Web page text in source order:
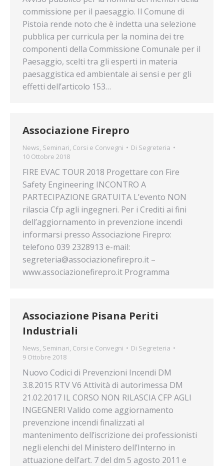
commissione per il paesaggio. Il Comune di
Pistoia rende noto che è indetta una selezione
pubblica per curricula per la nomina dei tre
componenti della Commissione Comunale per il
Paesaggio, scelti tra gli esperti in materia
paesaggistica ed ambientale ai sensi e per gli
effetti dell’articolo 153…
Associazione Firepro
News, Seminari, Corsi e Convegni Di Segreteria
10 Ottobre 2018
FIRE EVAC TOUR 2018 Progettare con Fire
Safety Engineering INCONTRO A
PARTECIPAZIONE GRATUITA L’evento NON
rilascia Cfp agli ingegneri. Per i Crediti ai fini
dell’aggiornamento in prevenzione incendi
informarsi presso Associazione Firepro:
telefono 039 2328913 e-mail:
segreteria@associazionefirepro.it –
www.associazionefirepro.it Programma
Associazione Pisana Periti
Industriali
News, Seminari, Corsi e Convegni Di Segreteria
9 Ottobre 2018
Nuovo Codici di Prevenzioni Incendi DM
3.8.2015 RTV V6 Attività di autorimessa DM
21.02.2017 IL CORSO NON RILASCIA CFP AGLI
INGEGNERI Valido come aggiornamento
prevenzione incendi finalizzati al
mantenimento dell’iscrizione dei professionisti
negli elenchi del Ministero dell’Interno in
attuazione dell’art. 7 del dm 5 agosto 2011 e